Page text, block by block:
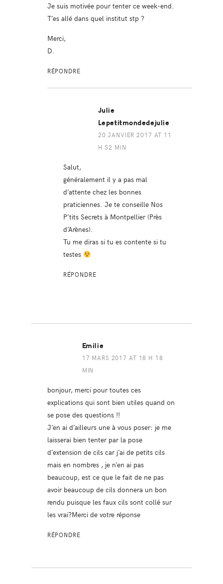
Je suis motivée pour tenter ce week-end.
T’es allé dans quel institut stp ?
Merci,
D.
RÉPONDRE
Julie
Lepetitmondedejulie
20 JANVIER 2017 AT 11
H 52 MIN
Salut,
généralement il y a pas mal
d’attente chez les bonnes
praticiennes. Je te conseille Nos
P’tits Secrets à Montpellier (Près
d’Arènes).
Tu me diras si tu es contente si tu
testes
RÉPONDRE
Emilie
17 MARS 2017 AT 18 H 18
MIN
bonjour, merci pour toutes ces
explications qui sont bien utiles quand on
se pose des questions !!
J’en ai d’ailleurs une à vous poser: je me
laisserai bien tenter par la pose
d’extension de cils car j’ai de petits cils
mais en nombres , je n’en ai pas
beaucoup, est ce que le fait de ne pas
avoir beaucoup de cils donnera un bon
rendu puisque les faux cils sont collé sur
les vrai?Merci de votre réponse
RÉPONDRE